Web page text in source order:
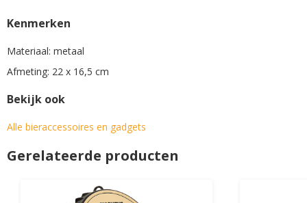
Kenmerken
Materiaal: metaal
Afmeting: 22 x 16,5 cm
Bekijk ook
Alle bieraccessoires en gadgets
Gerelateerde producten